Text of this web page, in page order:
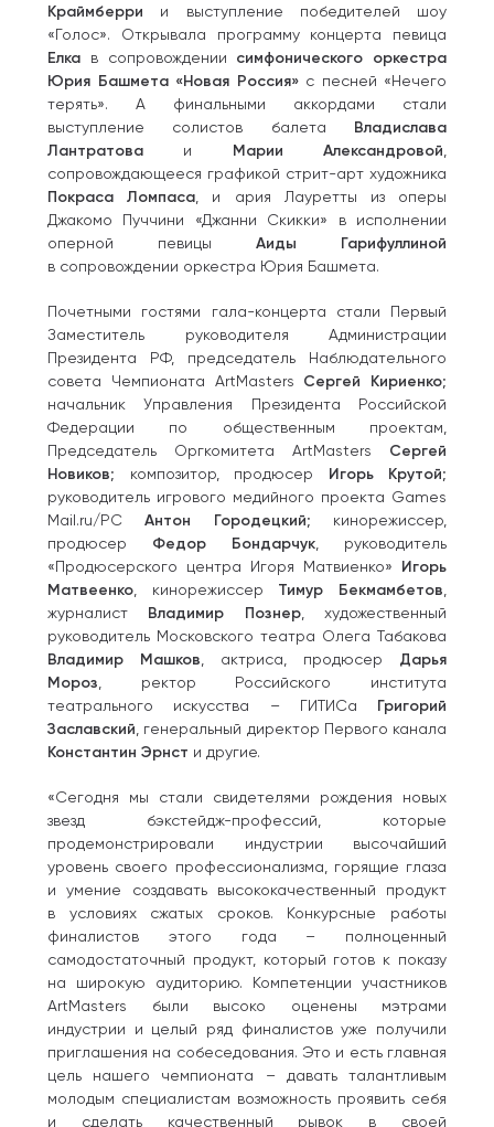
Краймберри и выступление победителей шоу
«Голос». Открывала программу концерта певица
Елка в сопровождении симфонического оркестра
Юрия Башмета «Новая Россия»с песней «Нечего
терять». А финальными аккордами стали
выступление солистов балета Владислава
Лантратова и Марии Александровой
сопровождающееся графикой стрит-арт художника
Покраса Ломпаса , и ария Лауретты из оперы
Джакомо Пуччини «Джанни Скикки» в исполнении
оперной певицы Аиды Гарифуллиной
в сопровождении оркестра Юрия Башмета.
Почетными гостями гала-концерта стали Первый
Заместитель руководителя Администрации
Президента РФ, председатель Наблюдательного
совета Чемпионата ArtMasters Сергей Кириенко;
начальник Управления Президента Российской
Федерации по общественным проектам,
Председатель Оргкомитета ArtMasters Сергей
Новиков; композитор, продюсер Игорь Крутой;
руководитель игрового медийного проекта Games
Mail.ru/PCАнтон Городецкий; кинорежиссер,
продюсер Федор Бондарчук , руководитель
«Продюсерского центра Игоря Матвиенко» Игорь
Матвеенко , кинорежиссер Тимур Бекмамбетов
журналист Владимир Познер, художественный
руководитель Московского театра Олега Табакова
Владимир Машков , актриса, продюсер Дарья
Мороз , ректор Российского института
театрального искусства – ГИТИСа Григорий
Заславский , генеральный директор Первого канала
Константин Эрнст и другие.
«Сегодня мы стали свидетелями рождения новых
звезд бэкстейдж-профессий, которые
продемонстрировали индустрии высочайший
уровень своего профессионализма, горящие глаза
и умение создавать высококачественный продукт
в условиях сжатых сроков. Конкурсные работы
финалистов этого года – полноценный
самодостаточный продукт, который готов к показу
на широкую аудиторию. Компетенции участников
ArtMasters были высоко оценены мэтрами
индустрии и целый ряд финалистов уже получили
приглашения на собеседования. Это и есть главная
цель нашего чемпионата – давать талантливым
молодым специалистам возможность проявить себя
и сделать качественный рывок в своей